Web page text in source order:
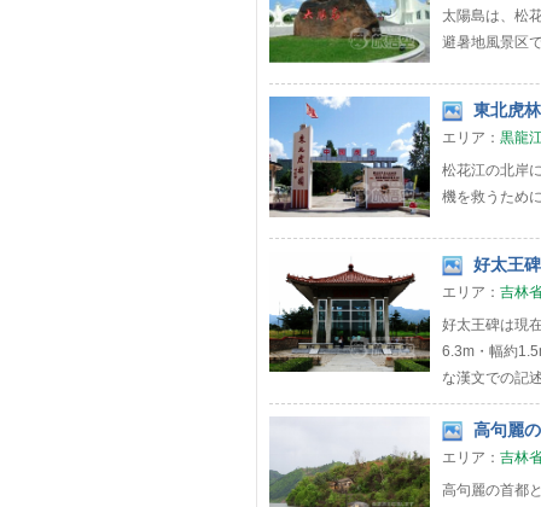
太陽島は、松
避暑地風景区
東北虎
エリア： 黒龍
松花江の北岸
機を救うため
好太王
エリア： 吉林
好太王碑は現
6.3m・幅約
な漢文での記
高句麗
エリア： 吉林
高句麗の首都